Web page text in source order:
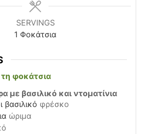
SERVINGS
1 Φοκάτσια
τη φοκάτσια
με βασιλικό και ντοματίνια
βασιλικό φρέσκο
ώριμα